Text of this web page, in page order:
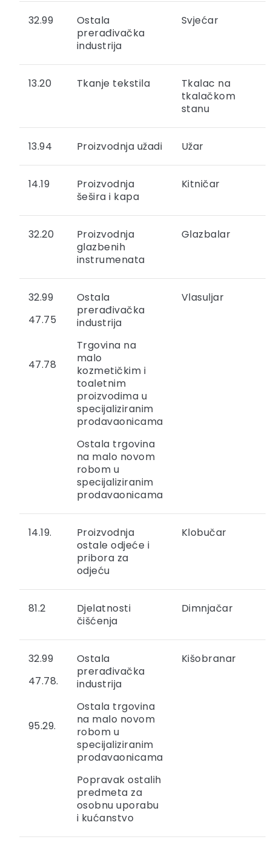
32.99
Ostala
prerađivačka
industrija
Svjećar
13.20 Tkanje tekstila
Tkalac na
tkalačkom
stanu
13.94 Proizvodnja užadi Užar
14.19
Proizvodnja
šešira i kapa
Kitničar
32.20
Proizvodnja
glazbenih
instrumenata
Glazbalar
32.99
47.75
47.78
Ostala
prerađivačka
industrija
Trgovina na
malo
kozmetičkim i
toaletnim
proizvodima u
specijaliziranim
prodavaonicama
Ostala trgovina
na malo novom
robom u
specijaliziranim
prodavaonicama
Vlasuljar
14.19.
Proizvodnja
ostale odjeće i
pribora za
odjeću
Klobučar
81.2
Djelatnosti
čišćenja
Dimnjačar
32.99
47.78.
95.29.
Ostala
prerađivačka
industrija
Ostala trgovina
na malo novom
robom u
specijaliziranim
prodavaonicama
Popravak ostalih
predmeta za
osobnu uporabu
i kućanstvo
Kišobranar